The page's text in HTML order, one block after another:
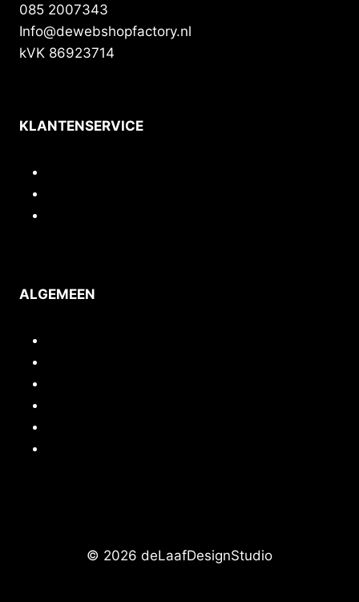
085 2007343
Info@dewebshopfactory.nl
kVK 86923714
KLANTENSERVICE
ALGEMEEN
© 2026 deLaafDesignStudio